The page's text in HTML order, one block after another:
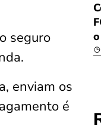
seguro
enviam os
é